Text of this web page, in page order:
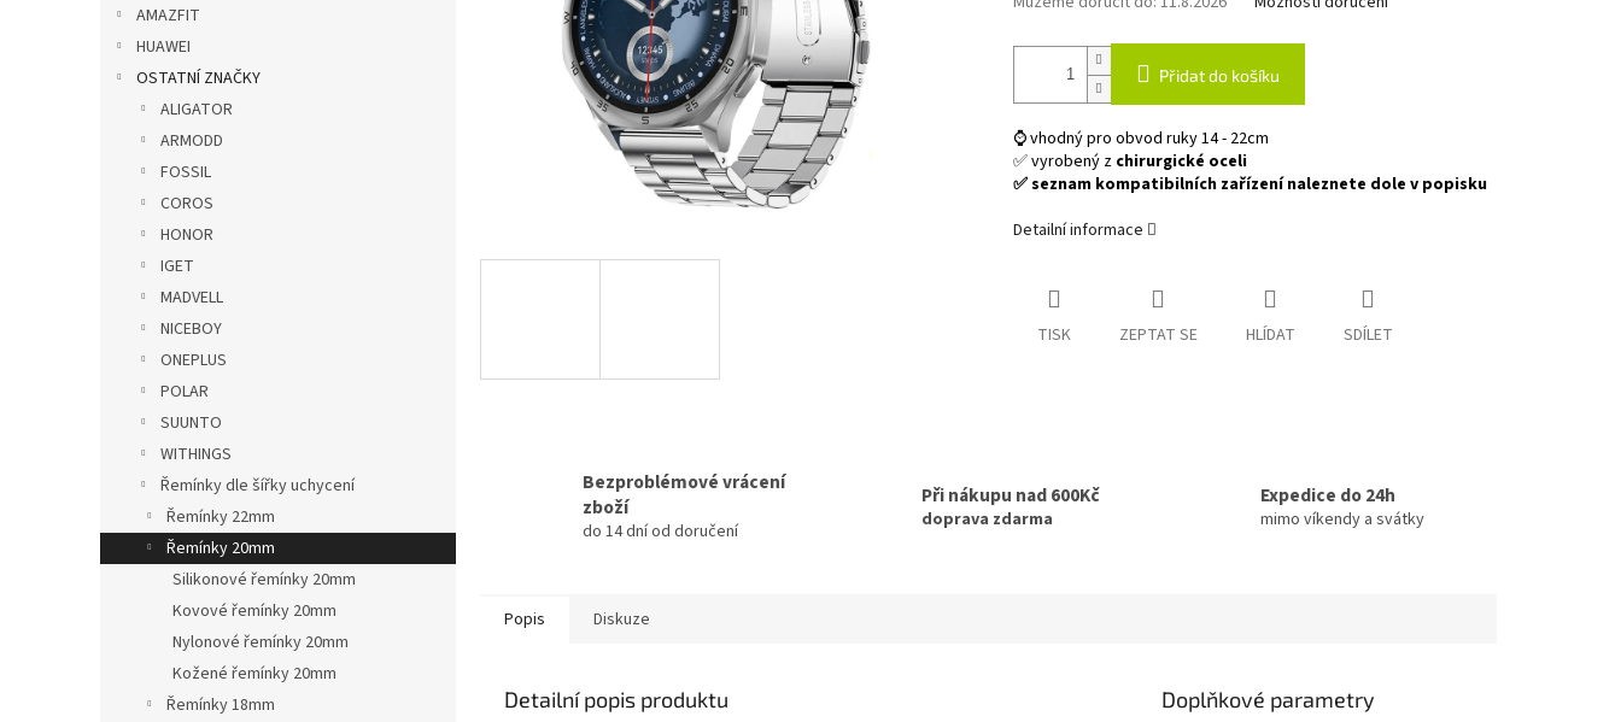
AMAZFIT
HUAWEI
OSTATNÍ ZNAČKY
ALIGATOR
ARMODD
FOSSIL
COROS
HONOR
IGET
MADVELL
NICEBOY
ONEPLUS
POLAR
SUUNTO
WITHINGS
Řemínky dle šířky uchycení
Řemínky 22mm
Řemínky 20mm
Silikonové řemínky 20mm
Kovové řemínky 20mm
Nylonové řemínky 20mm
Kožené řemínky 20mm
Řemínky 18mm
Přidat do košíku
⌚ vhodný pro obvod ruky 14 - 22cm
✅ vyrobený z chirurgické oceli
✅ seznam kompatibilních zařízení naleznete dole v popisku
Detailní informace
TISK ZEPTAT SE HLÍDAT SDÍLET
Bezproblémové vrácení
zboží
do 14 dní od doručení
Při nákupu nad 600Kč
doprava zdarma
Expedice do 24h
mimo víkendy a svátky
Popis Diskuze
Detailní popis produktu Doplňkové parametry